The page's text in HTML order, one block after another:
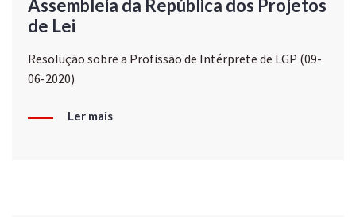
Assembleia da República dos Projetos
de Lei
Resolução sobre a Profissão de Intérprete de LGP (09-
06-2020)
Ler mais